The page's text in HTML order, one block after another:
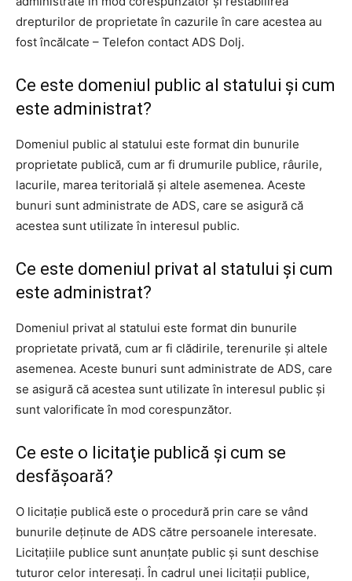
drepturilor de proprietate în cazurile în care acestea au
fost încălcate – Telefon contact ADS Dolj.
Ce este domeniul public al statului şi cum
este administrat?
Domeniul public al statului este format din bunurile
proprietate publică, cum ar fi drumurile publice, râurile,
lacurile, marea teritorială şi altele asemenea. Aceste
bunuri sunt administrate de ADS, care se asigură că
acestea sunt utilizate în interesul public.
Ce este domeniul privat al statului şi cum
este administrat?
Domeniul privat al statului este format din bunurile
proprietate privată, cum ar fi clădirile, terenurile şi altele
asemenea. Aceste bunuri sunt administrate de ADS, care
se asigură că acestea sunt utilizate în interesul public şi
sunt valorificate în mod corespunzător.
Ce este o licitaţie publică şi cum se
desfăşoară?
O licitaţie publică este o procedură prin care se vând
bunurile deţinute de ADS către persoanele interesate.
Licitaţiile publice sunt anunţate public şi sunt deschise
tuturor celor interesaţi. În cadrul unei licitaţii publice,